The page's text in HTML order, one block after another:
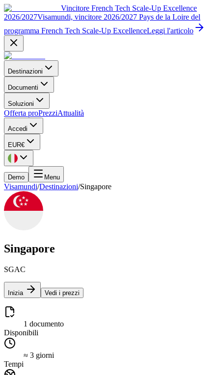
Vincitore French Tech Scale-Up Excellence
2026/2027Visamundi, vincitore 2026/2027 Pays de la Loire del
programma French Tech Scale-Up ExcellenceLeggi l'articolo
Destinazioni
Documenti
Soluzioni
Offerta proPrezziAttualità
Accedi
EUR€
Demo Menu
Visamundi/Destinazioni/Singapore
Singapore
SGAC
Inizia Vedi i prezzi
1 documento
Disponibili
≈ 3 giorni
Tempi